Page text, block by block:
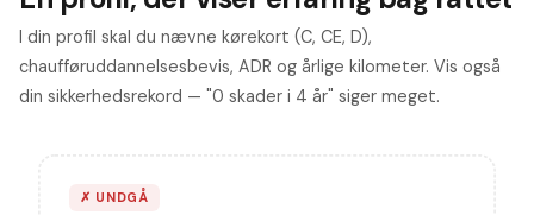
I din profil skal du nævne kørekort (C, CE, D),
chaufføruddannelsesbevis, ADR og årlige kilometer. Vis også
din sikkerhedsrekord — "0 skader i 4 år" siger meget.
✗ UNDGÅ